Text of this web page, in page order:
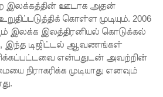
இலக்கத்தின் ஊடாக அதன்
கொள்ள முடியும். 2006
இலத்திரனியல் கொடுக்கல்
இந்த டிஜிட்டல் ஆவணங்கள்
என்பதுடன் அவற்றின்
நிராகரிக்க முடியாது எனவும்